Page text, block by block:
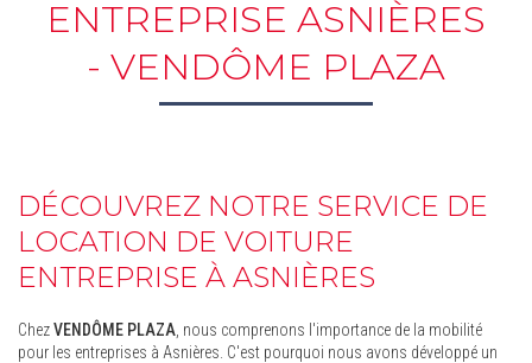
ENTREPRISE ASNIÈRES
- VENDÔME PLAZA
DÉCOUVREZ NOTRE SERVICE DE
LOCATION DE VOITURE
ENTREPRISE À ASNIÈRES
ChezVENDÔME PLAZA , nous comprenons l'importance de la mobilité
pour les entreprises à Asnières. C'est pourquoi nous avons développé un